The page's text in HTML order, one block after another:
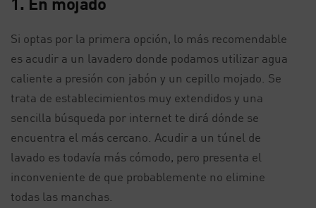
Si optas por la primera opción, lo más recomendable
es acudir a un lavadero donde podamos utilizar agua
caliente a presión con jabón y un cepillo mojado. Se
trata de establecimientos muy extendidos y una
sencilla búsqueda por internet te dirá dónde se
encuentra el más cercano. Acudir a un túnel de
lavado es todavía más cómodo, pero presenta el
inconveniente de que probablemente no elimine
todas las manchas.